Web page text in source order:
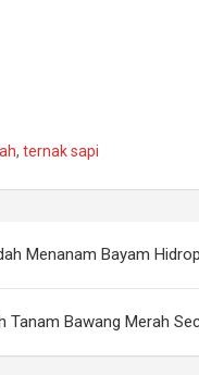
, ternak sapi
Menanam Bayam
Tanam Bawang Merah